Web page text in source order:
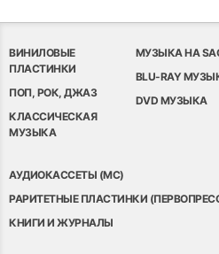
ВИНИЛОВЫЕ
ПЛАСТИНКИ
ПОП, РОК, ДЖАЗ
КЛАССИЧЕСКАЯ
МУЗЫКА
МУЗЫКА НА
BLU-RAY
DVD МУЗЫКА
АУДИОКАССЕТЫ (MC)
РАРИТЕТНЫЕ ПЛАСТИНКИ
КНИГИ И ЖУРНАЛЫ